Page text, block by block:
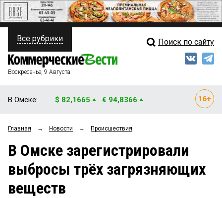
ПОЛИТИКА
ФИНАНСЫ
ОБЩЕСТВО
ЗАКОН
НОВОСТИ КОМПАНИЙ
Свежий выпуск
Мнения
Рейтинги
Блоги
Все рубрики Поиск по сайту
Воскресенье, 9 Августа
В Омске: $ 82,1665 € 94,8366
Главная → Новости → Происшествия
В Омске зарегистрировали
выбросы трёх загрязняющих
веществ